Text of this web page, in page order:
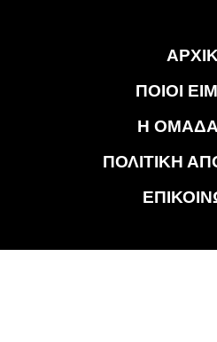
ΠΟΙΟΙ
Η
ΠΟΛΙΤΙΚΗ